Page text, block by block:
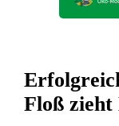
Floß zieht